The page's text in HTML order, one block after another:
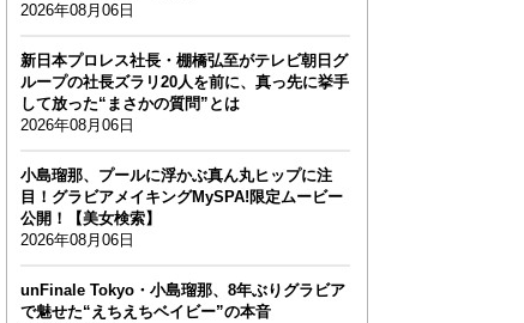
2026年08月06日
新日本プロレス社長・棚橋弘至がテレビ朝日グ
ループの社長ズラリ20人を前に、真っ先に挙手
して放った“まさかの質問”とは
2026年08月06日
小島瑠那、プールに浮かぶ真ん丸ヒップに注
目！グラビアメイキングMySPA!限定ムービー
公開！【美女検索】
2026年08月06日
unFinale Tokyo・小島瑠那、8年ぶりグラビア
で魅せた“えちえちベイビー”の本音